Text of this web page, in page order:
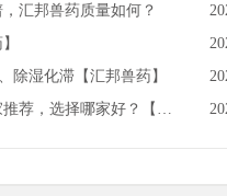
汇邦兽药质量如何？
除湿化滞【汇邦兽药】
荐，选择哪家好？【广